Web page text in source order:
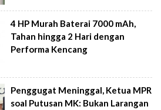
4 HP Murah Baterai 7000 mAh,
Tahan hingga 2 Hari dengan
Performa Kencang
Penggugat Meninggal, Ketua MPR
soal Putusan MK: Bukan Larangan